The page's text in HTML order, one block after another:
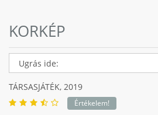
KORKÉP
TÁRSASJÁTÉK, 2019
Értékelem!